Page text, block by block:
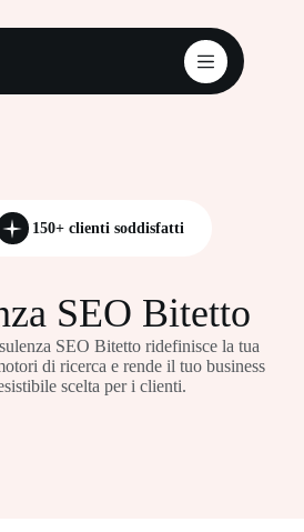
150+ clienti soddisfatti
SEO Bitetto
SEO Bitetto ridefinisce la tua
di ricerca e rende il tuo business
scelta per i clienti.